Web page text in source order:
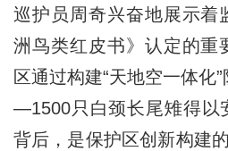
巡护员周奇兴奋地展示着
洲鸟类红皮书》认定的重
区通过构建“天地空一体化
—1500只白颈长尾雉得以
背后，是保护区创新构建